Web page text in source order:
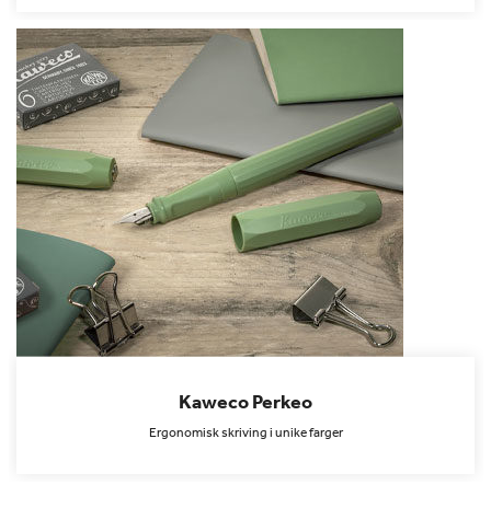
Kaweco Perkeo
Ergonomisk skriving i unike farger